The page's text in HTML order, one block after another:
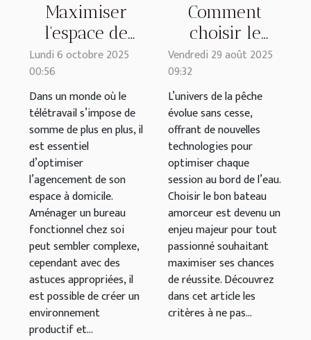
Maximiser
l'espace de
travail chez
soi : conseils
pratiques et
astuces
Lundi 6 octobre 2025
00:56
Dans un monde où le
télétravail s’impose de
somme de plus en plus, il
est essentiel
d’optimiser
l’agencement de son
espace à domicile.
Aménager un bureau
fonctionnel chez soi
peut sembler complexe,
cependant avec des
astuces appropriées, il
est possible de créer un
environnement
productif et...
Comment
choisir le
meilleur
amorceur
pour vos
sessions de
pêche ?
Vendredi 29 août 2025
09:32
L’univers de la pêche
évolue sans cesse,
offrant de nouvelles
technologies pour
optimiser chaque
session au bord de l’eau.
Choisir le bon bateau
amorceur est devenu un
enjeu majeur pour tout
passionné souhaitant
maximiser ses chances
de réussite. Découvrez
dans cet article les
critères à ne pas...